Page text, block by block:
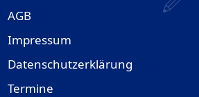
AGB
Impressum
Datenschutzerklärung
Termine